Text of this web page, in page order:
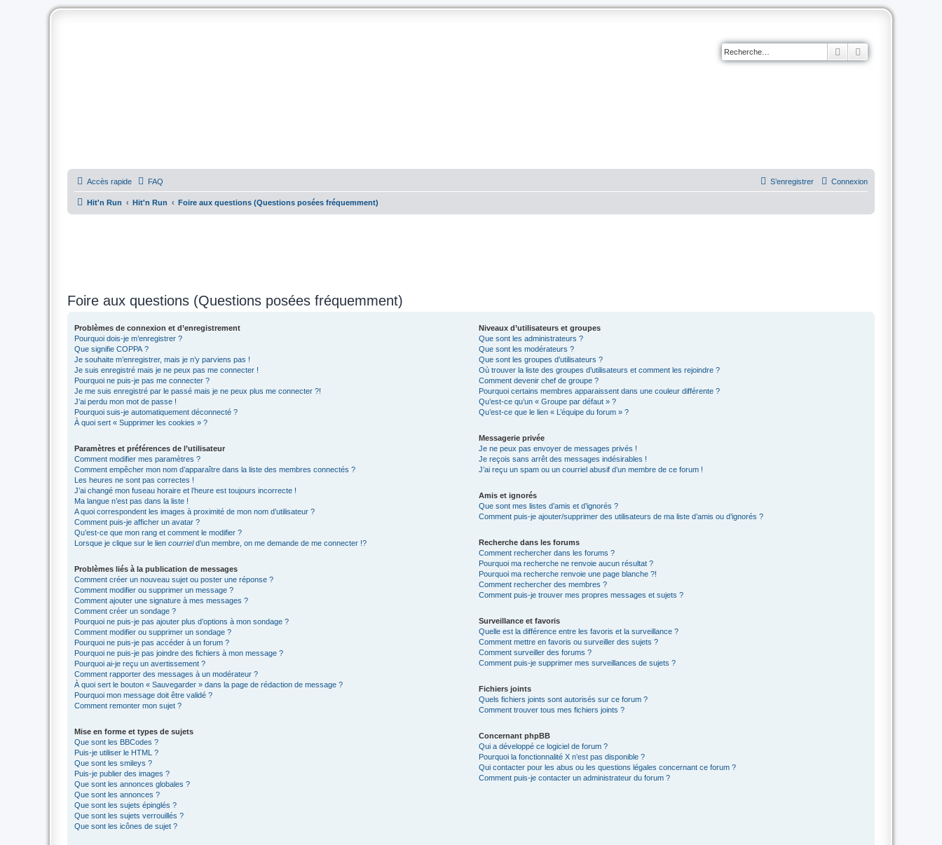
Rechercher
Accès rapide FAQ Connexion
S’enregistrer
Hit'n Run Hit'n Run Foire aux questions (Questions posées fréquemment)
Foire aux questions (Questions posées fréquemment)
Problèmes de connexion et d’enregistrement
Pourquoi dois-je m’enregistrer ?
Que signifie COPPA ?
Je souhaite m’enregistrer, mais je n’y parviens pas !
Je suis enregistré mais je ne peux pas me connecter !
Pourquoi ne puis-je pas me connecter ?
Je me suis enregistré par le passé mais je ne peux plus me connecter ?!
J’ai perdu mon mot de passe !
Pourquoi suis-je automatiquement déconnecté ?
À quoi sert « Supprimer les cookies » ?
Paramètres et préférences de l’utilisateur
Comment modifier mes paramètres ?
Comment empêcher mon nom d’apparaître dans la liste des membres connectés ?
Les heures ne sont pas correctes !
J’ai changé mon fuseau horaire et l’heure est toujours incorrecte !
Ma langue n’est pas dans la liste !
A quoi correspondent les images à proximité de mon nom d’utilisateur ?
Comment puis-je afficher un avatar ?
Qu’est-ce que mon rang et comment le modifier ?
Lorsque je clique sur le lien courrield’un membre, on me demande de me connecter !?
Problèmes liés à la publication de messages
Comment créer un nouveau sujet ou poster une réponse ?
Comment modifier ou supprimer un message ?
Comment ajouter une signature à mes messages ?
Comment créer un sondage ?
Pourquoi ne puis-je pas ajouter plus d’options à mon sondage ?
Comment modifier ou supprimer un sondage ?
Pourquoi ne puis-je pas accéder à un forum ?
Pourquoi ne puis-je pas joindre des fichiers à mon message ?
Pourquoi ai-je reçu un avertissement ?
Comment rapporter des messages à un modérateur ?
À quoi sert le bouton « Sauvegarder » dans la page de rédaction de message ?
Pourquoi mon message doit être validé ?
Comment remonter mon sujet ?
Mise en forme et types de sujets
Que sont les BBCodes ?
Puis-je utiliser le HTML ?
Que sont les smileys ?
Puis-je publier des images ?
Que sont les annonces globales ?
Que sont les annonces ?
Que sont les sujets épinglés ?
Que sont les sujets verrouillés ?
Que sont les icônes de sujet ?
Niveaux d’utilisateurs et groupes
Que sont les administrateurs ?
Que sont les modérateurs ?
Que sont les groupes d’utilisateurs ?
Où trouver la liste des groupes d’utilisateurs et comment les rejoindre ?
Comment devenir chef de groupe ?
Pourquoi certains membres apparaissent dans une couleur différente ?
Qu’est-ce qu’un « Groupe par défaut » ?
Qu’est-ce que le lien « L’équipe du forum » ?
Messagerie privée
Je ne peux pas envoyer de messages privés !
Je reçois sans arrêt des messages indésirables !
J’ai reçu un spam ou un courriel abusif d’un membre de ce forum !
Amis et ignorés
Que sont mes listes d’amis et d’ignorés ?
Comment puis-je ajouter/supprimer des utilisateurs de ma liste d’amis ou d’ignorés ?
Recherche dans les forums
Comment rechercher dans les forums ?
Pourquoi ma recherche ne renvoie aucun résultat ?
Pourquoi ma recherche renvoie une page blanche ?!
Comment rechercher des membres ?
Comment puis-je trouver mes propres messages et sujets ?
Surveillance et favoris
Quelle est la différence entre les favoris et la surveillance ?
Comment mettre en favoris ou surveiller des sujets ?
Comment surveiller des forums ?
Comment puis-je supprimer mes surveillances de sujets ?
Fichiers joints
Quels fichiers joints sont autorisés sur ce forum ?
Comment trouver tous mes fichiers joints ?
Concernant phpBB
Qui a développé ce logiciel de forum ?
Pourquoi la fonctionnalité X n’est pas disponible ?
Qui contacter pour les abus ou les questions légales concernant ce forum ?
Comment puis-je contacter un administrateur du forum ?